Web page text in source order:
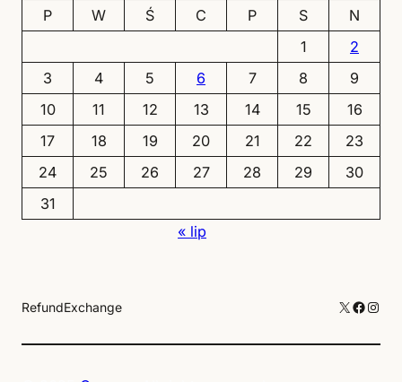
P
W Ś C P S
N
1
2
3
4 5 6 7 8
9
10
11 12 13 14 15
16
17
18 19 20 21 22
23
24
25 26 27 28 29
30
31
« lip
RefundExchange X